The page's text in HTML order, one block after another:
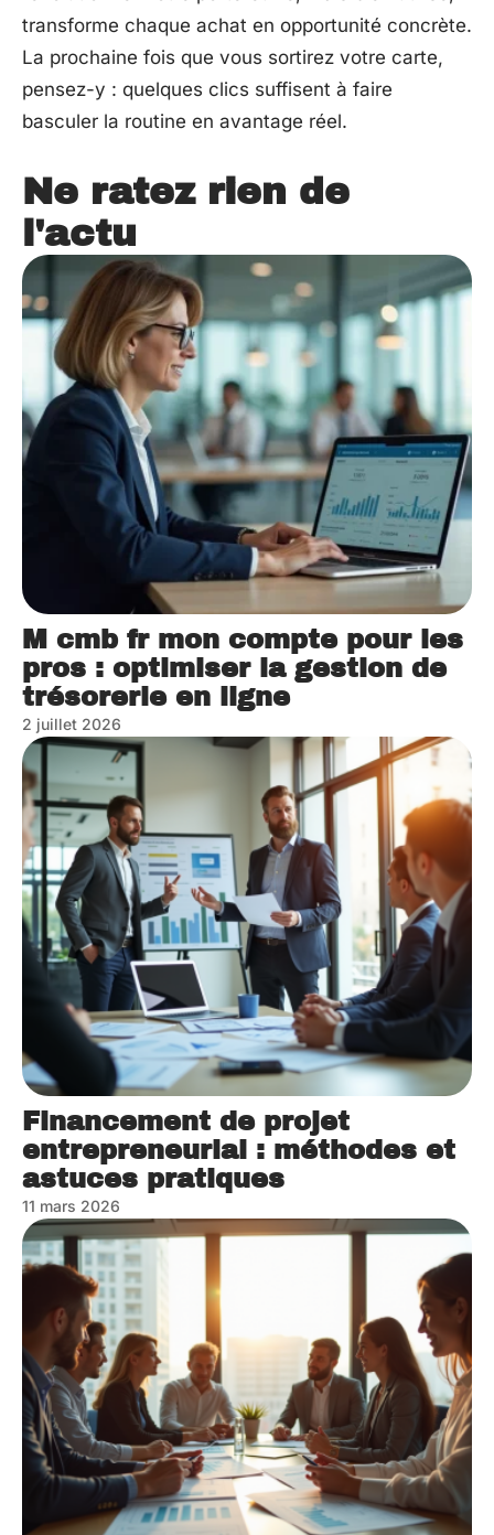
transforme chaque achat en opportunité concrète.
La prochaine fois que vous sortirez votre carte,
pensez-y : quelques clics suffisent à faire
basculer la routine en avantage réel.
Ne ratez rien de
l'actu
M cmb fr mon compte pour les
pros : optimiser la gestion de
trésorerie en ligne
2 juillet 2026
Financement de projet
entrepreneurial : méthodes et
astuces pratiques
11 mars 2026